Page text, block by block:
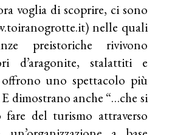
voglia di scoprire, ci sono
) nelle quali
preistoriche rivivono
d’aragonite, stalattiti e
uno spettacolo più
dimostrano anche “…che si
fare del turismo attraverso